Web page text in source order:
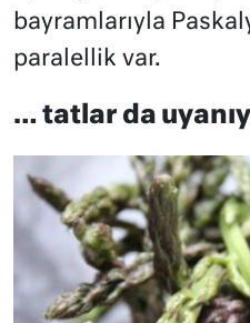
bayramlarıyla
paralellik var.
… tatlar da